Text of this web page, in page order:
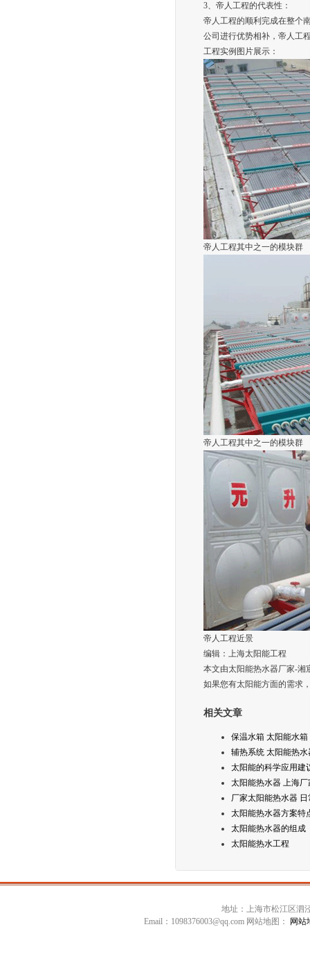
3、帝人工程的代表性：
帝人工程的顺利完成在整个
公司进行优势相补，帝人工
工程实例图片展示：
帝人工程其中之一的模块群
帝人工程其中之一的模块群
帝人工程近景
编辑：上海太阳能工程
本文由太阳能热水器厂家-湘
如果您有太阳能方面的需求
相关文章
保温水箱 太阳能水箱
辅热系统 太阳能热水
太阳能的科学应用建
太阳能热水器 上海厂
厂家太阳能热水器 日
太阳能热水器方案特
太阳能热水器的组成
太阳能热水工程
地址：上海市松江区泗泾
Email：1098376003@qq.com 网站地图：
网站